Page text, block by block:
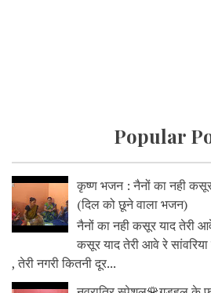
Popular
कृष्ण भजन : नैनों का नही कसूर
(दिल को छूने वाला भजन)
नैनों का नही कसूर याद तेरी
कसूर याद तेरी आवे रे
, तेरी नगरी कितनी दूर...